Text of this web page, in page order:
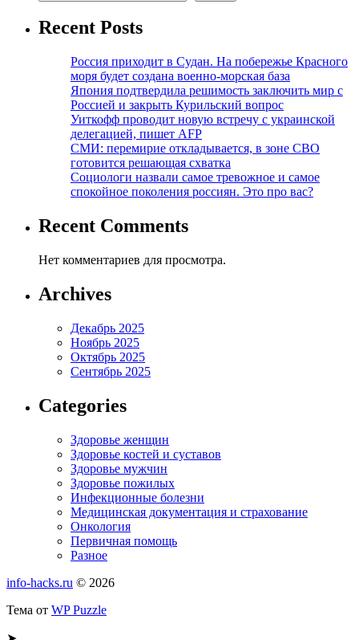
Recent Posts
Россия приходит в Судан. На побережье Красного
моря будет создана военно-морская база
Япония подтвердила решимость заключить мир с
Россией и закрыть Курильский вопрос
Уиткофф проводит новую встречу с украинской
делегацией, пишет AFP
СМИ: перемирие откладывается, в зоне СВО
готовится решающая схватка
Социологи назвали самое тревожное и самое
спокойное поколения россиян. Это про вас?
Recent Comments
Нет комментариев для просмотра.
Archives
Декабрь 2025
Ноябрь 2025
Октябрь 2025
Сентябрь 2025
Categories
Здоровье женщин
Здоровье костей и суставов
Здоровье мужчин
Здоровье пожилых
Инфекционные болезни
Медицинская документация и страхование
Онкология
Первичная помощь
Разное
info-hacks.ru © 2026
Тема от WP Puzzle